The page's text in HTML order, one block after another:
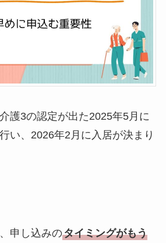
護3の認定が出た2025年5月に
い、2026年2月に入居が決まり
申し込みのタイミングがもう